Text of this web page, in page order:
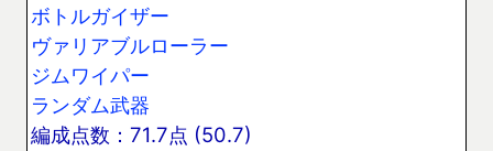
ボトルガイザー
ヴァリアブルローラー
ジムワイパー
ランダム武器
編成点数：71.7点 (50.7)